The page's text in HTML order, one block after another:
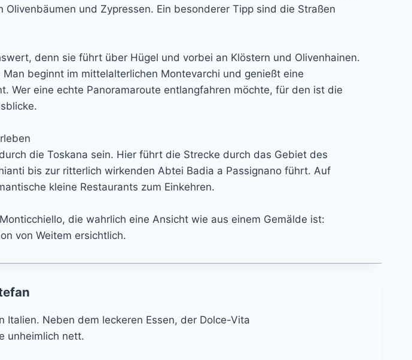
und Zypressen. Ein besonderer Tipp sind die Straßen
denn sie führt über Hügel und vorbei an Klöstern und Olivenhainen.
beginnt im mittelalterlichen Montevarchi und genießt eine
Wer eine echte Panoramaroute entlangfahren möchte, für den ist die
die Toskana sein. Hier führt die Strecke durch das Gebiet des
bis zur ritterlich wirkenden Abtei Badia a Passignano führt. Auf
kleine Restaurants zum Einkehren.
die wahrlich eine Ansicht wie aus einem Gemälde ist:
von Weitem ersichtlich.
Italien. Neben dem leckeren Essen, der Dolce-Vita
unheimlich nett.